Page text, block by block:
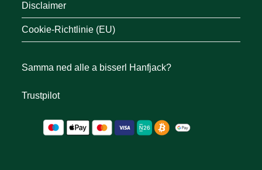
Disclaimer
Cookie-Richtlinie (EU)
Samma ned alle a bisserl Hanfjack?
Trustpilot